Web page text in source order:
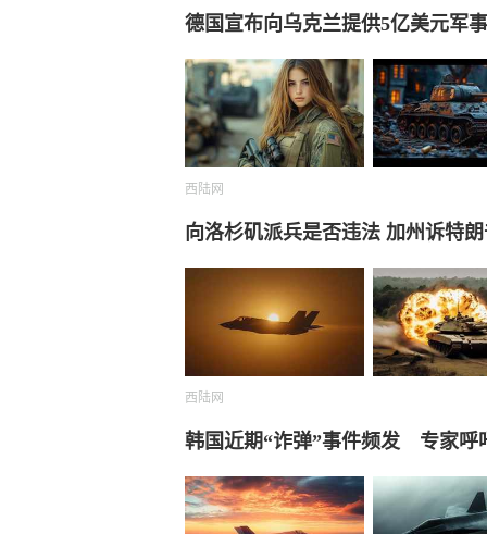
德国宣布向乌克兰提供5亿美元军
西陆网
向洛杉矶派兵是否违法 加州诉特
西陆网
韩国近期“诈弹”事件频发 专家呼